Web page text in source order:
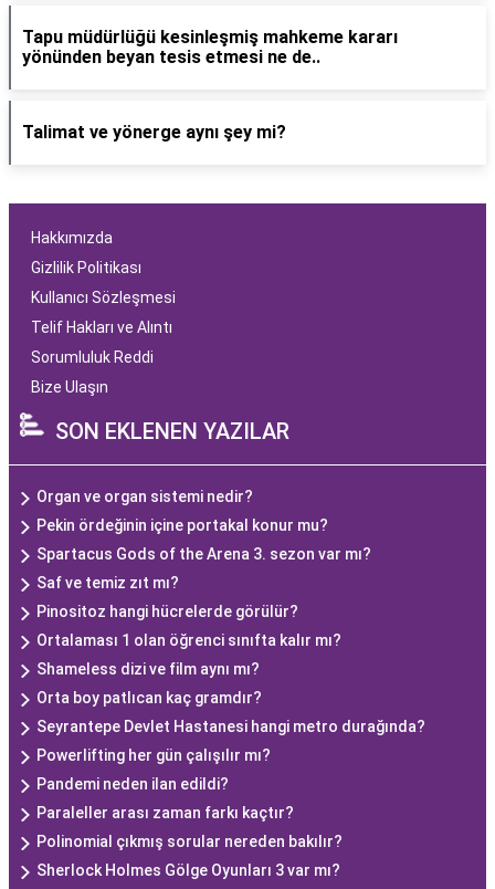
Tapu müdürlüğü kesinleşmiş mahkeme kararı
yönünden beyan tesis etmesi ne de..
Talimat ve yönerge aynı şey mi?
Hakkımızda
Gizlilik Politikası
Kullanıcı Sözleşmesi
Telif Hakları ve Alıntı
Sorumluluk Reddi
Bize Ulaşın
SON EKLENEN YAZILAR
Organ ve organ sistemi nedir?
Pekin ördeğinin içine portakal konur mu?
Spartacus Gods of the Arena 3. sezon var mı?
Saf ve temiz zıt mı?
Pinositoz hangi hücrelerde görülür?
Ortalaması 1 olan öğrenci sınıfta kalır mı?
Shameless dizi ve film aynı mı?
Orta boy patlıcan kaç gramdır?
Seyrantepe Devlet Hastanesi hangi metro durağında?
Powerlifting her gün çalışılır mı?
Pandemi neden ilan edildi?
Paraleller arası zaman farkı kaçtır?
Polinomial çıkmış sorular nereden bakılır?
Sherlock Holmes Gölge Oyunları 3 var mı?